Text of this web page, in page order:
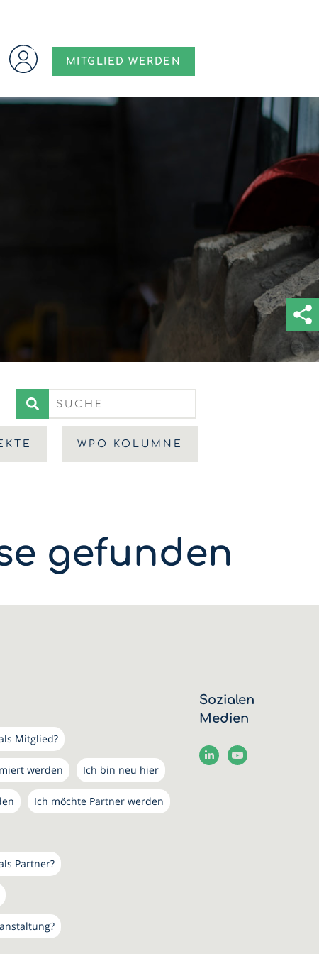
MITGLIED WERDEN
WPO KOLUMNE
gefunden
Mitglied?
werden Ich bin neu hier
Ich möchte Partner werden
Partner?
Sozialen
Medien